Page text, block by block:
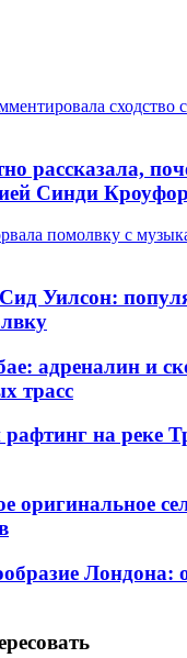
рассказала,
Синди
Уилсон:
адреналин и
трасс
на реке
оригинальное
Лондона: